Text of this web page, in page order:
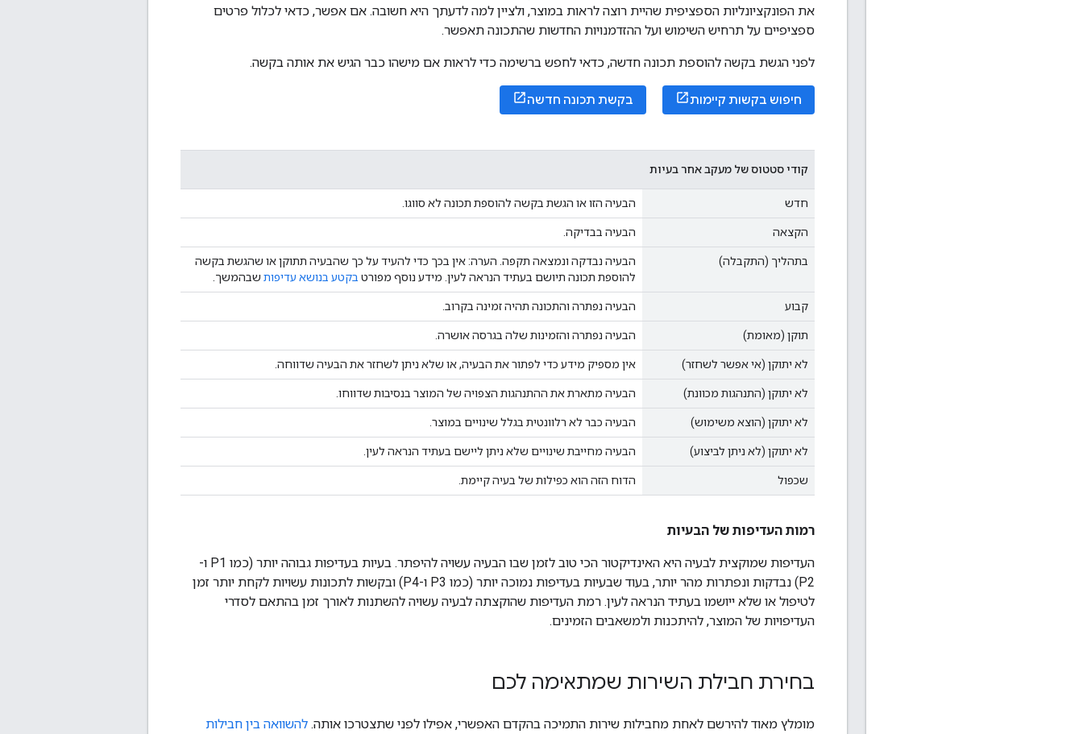
את הפונקציונליות הספציפית שהיית רוצה לראות במוצר, ולציין למה לדעתך היא חשובה. אם אפשר, כדאי לכלול פרטים
ספציפיים על תרחיש השימוש ועל ההזדמנויות החדשות שהתכונה תאפשר.
לפני הגשת בקשה להוספת תכונה חדשה, כדאי לחפש ברשימה כדי לראות אם מישהו כבר הגיש את אותה בקשה.
חיפוש בקשות קיימות בקשת תכונה חדשה
קודי סטטוס של מעקב אחר בעיות
חדש הבעיה הזו או הגשת בקשה להוספת תכונה לא סווגו.
הקצאה הבעיה בבדיקה.
בתהליך (התקבלה)
הבעיה נבדקה ונמצאה תקפה. הערה: אין בכך כדי להעיד על כך שהבעיה תתוקן או שהגשת בקשה
להוספת תכונה תיושם בעתיד הנראה לעין. מידע נוסף מפורט בקטע בנושא עדיפות שבהמשך.
קבוע הבעיה נפתרה והתכונה תהיה זמינה בקרוב.
תוקן (מאומת) הבעיה נפתרה והזמינות שלה בגרסה אושרה.
לא יתוקן (אי אפשר לשחזר) אין מספיק מידע כדי לפתור את הבעיה, או שלא ניתן לשחזר את הבעיה שדווחה.
לא יתוקן (התנהגות מכוונת) הבעיה מתארת את ההתנהגות הצפויה של המוצר בנסיבות שדווחו.
לא יתוקן (הוצא משימוש) הבעיה כבר לא רלוונטית בגלל שינויים במוצר.
לא יתוקן (לא ניתן לביצוע) הבעיה מחייבת שינויים שלא ניתן ליישם בעתיד הנראה לעין.
שכפול הדוח הזה הוא כפילות של בעיה קיימת.
רמות העדיפות של הבעיות
העדיפות שמוקצית לבעיה היא האינדיקטור הכי טוב לזמן שבו הבעיה עשויה להיפתר. בעיות בעדיפות גבוהה יותר (כמו P1 ו-
P2) נבדקות ונפתרות מהר יותר, בעוד שבעיות בעדיפות נמוכה יותר (כמו P3 ו-P4) ובקשות לתכונות עשויות לקחת יותר זמן
לטיפול או שלא ייושמו בעתיד הנראה לעין. רמת העדיפות שהוקצתה לבעיה עשויה להשתנות לאורך זמן בהתאם לסדרי
העדיפויות של המוצר, להיתכנות ולמשאבים הזמינים.
בחירת חבילת השירות שמתאימה לכם
מומלץ מאוד להירשם לאחת מחבילות שירות התמיכה בהקדם האפשרי, אפילו לפני שתצטרכו אותה. להשוואה בין חבילות